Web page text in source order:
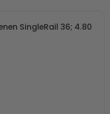
SingleRail 36; 4.80